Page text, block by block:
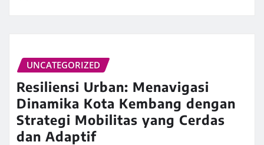
UNCATEGORIZED
Resiliensi Urban: Menavigasi
Dinamika Kota Kembang dengan
Strategi Mobilitas yang Cerdas
dan Adaptif